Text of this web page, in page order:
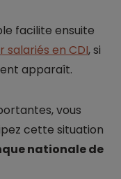
facilite ensuite
en CDI, si
apparaît.
vous
cette situation
nationale de